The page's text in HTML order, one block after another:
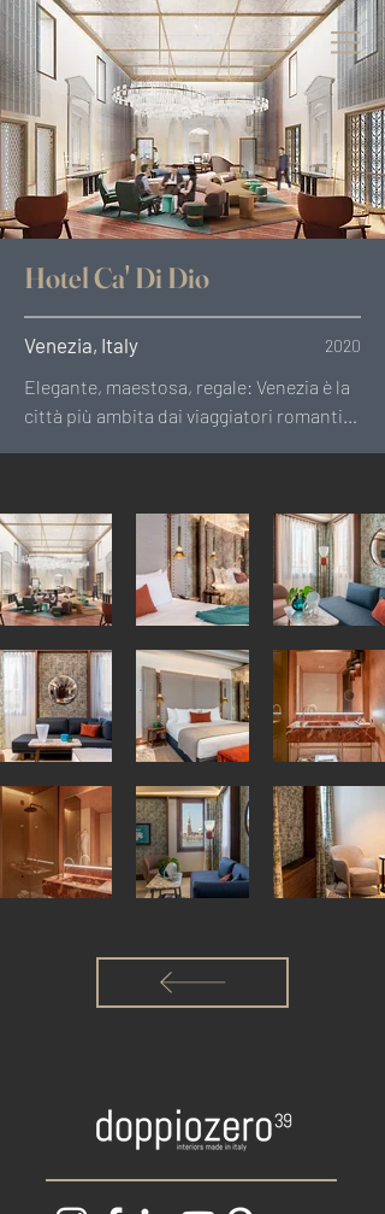
Hotel Ca' Di Dio
Venezia, Italy 2020
Elegante, maestosa, regale: Venezia è la
città più ambita dai viaggiatori romantici
sguardo privilegiato sui segreti della
città lagunare. Il progetto è stato curato
dallo Studio Urquiola con il preciso
obiettivo di non seguire un cliché
scontato, bensì trovare il raccordo tra le
due anime della città: da una parte, il
rigore dell’edificio e la “severità” della
struttura originale, dall’altra la
raffinatezza e l’eleganza tipicamente
veneziana, da ricercare nei colori e
materiali scelti per la realizzazione degli
ambienti interni.